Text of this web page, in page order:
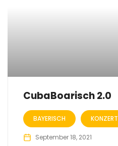
CubaBoarisch 2.0
BAYERISCH KONZERT
September 18, 2021